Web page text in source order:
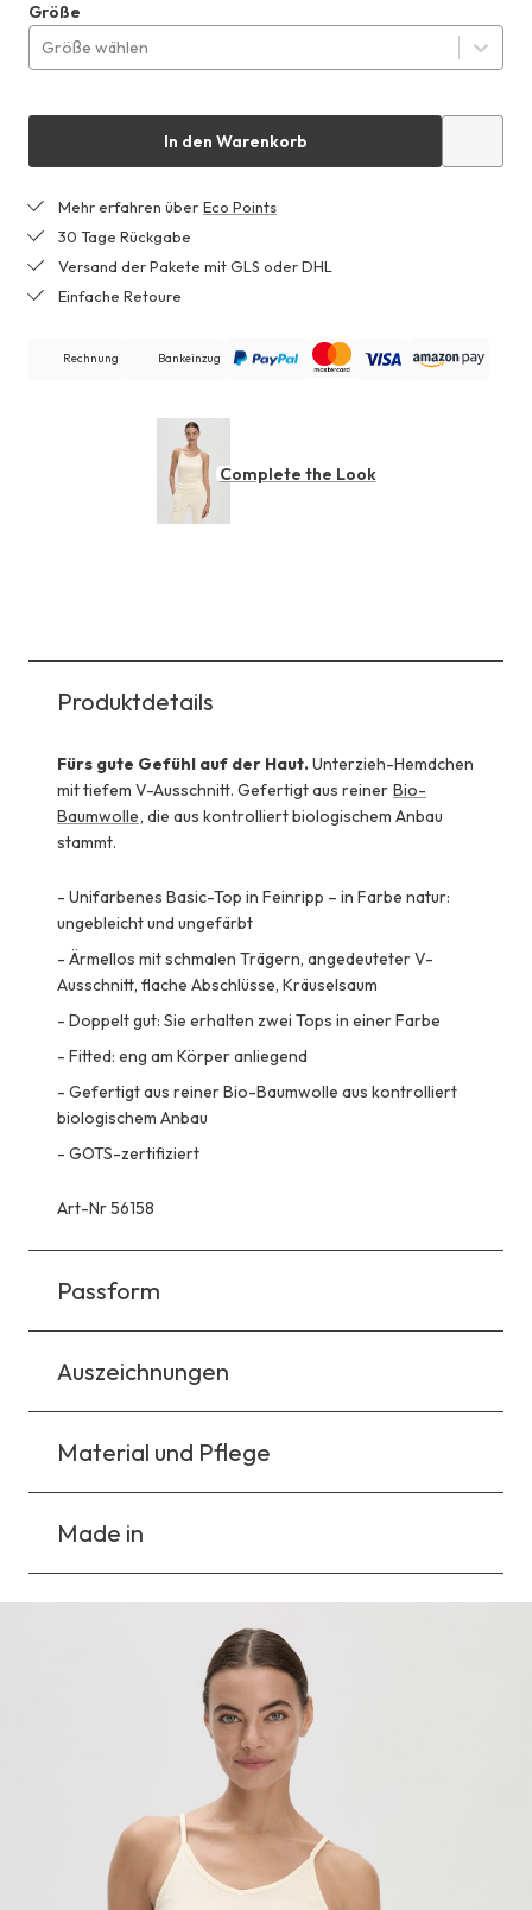
Größe
Größe wählen
In den Warenkorb
Mehr erfahren über Eco Points
30 Tage Rückgabe
Versand der Pakete mit GLS oder DHL
Einfache Retoure
Rechnung Bankeinzug
Complete the Look
Produktdetails
Fürs gute Gefühl auf der Haut.Unterzieh-Hemdchen
mit tiefem V-Ausschnitt. Gefertigt aus reiner Bio-
Baumwolle, die aus kontrolliert biologischem Anbau
stammt.
- Unifarbenes Basic-Top in Feinripp – in Farbe natur:
ungebleicht und ungefärbt
- Ärmellos mit schmalen Trägern, angedeuteter V-
Ausschnitt, flache Abschlüsse, Kräuselsaum
- Doppelt gut: Sie erhalten zwei Tops in einer Farbe
- Fitted: eng am Körper anliegend
- Gefertigt aus reiner Bio-Baumwolle aus kontrolliert
biologischem Anbau
- GOTS-zertifiziert
Art-Nr 56158
Passform
Auszeichnungen
Material und Pflege
Made in